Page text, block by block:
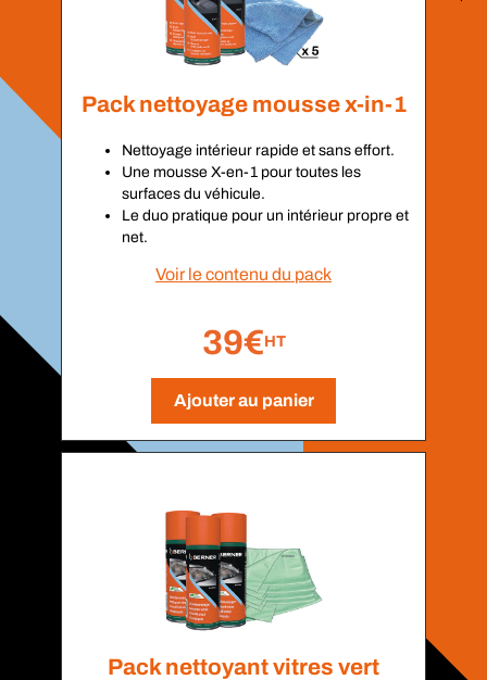
Pack nettoyage mousse x-in-1
Nettoyage intérieur rapide et sans effort.
Une mousse X-en-1 pour toutes les
surfaces du véhicule.
Le duo pratique pour un intérieur propre et
net.
Voir le contenu du pack
39€HT
Ajouter au panier
Pack nettoyant vitres vert